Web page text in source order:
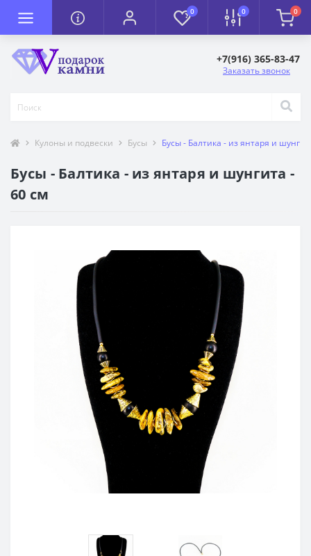
0 0 0
+7(916) 365-83-47
Заказать звонок
Кулоны и подвески Бусы Бусы - Балтика - из янтаря и
Бусы - Балтика - из янтаря и шунгита -
60 см